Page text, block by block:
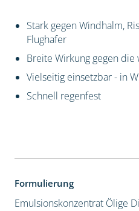
Stark gegen Windhalm,
Flughafer
Breite Wirkung gegen
Vielseitig einsetzbar - in
Schnell regenfest
Formulierung
Emulsionskonzentrat Ölige